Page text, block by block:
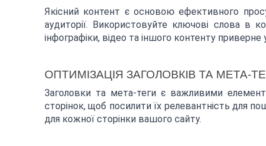
Якісний контент є основою ефективного
аудиторії. Використовуйте ключові слова в
інфографіки, відео та іншого контенту
ОПТИМІЗАЦІЯ ЗАГОЛОВКІВ ТА МЕТА-
Заголовки та мета-теги є важливими
сторінок, щоб посилити їх релевантність для
для кожної сторінки вашого сайту.